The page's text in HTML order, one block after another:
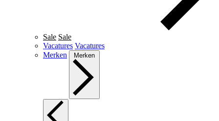
Sale Sale
Vacatures Vacatures
Merken
Merken